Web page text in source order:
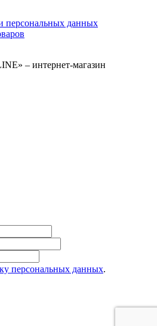
персональных данных
– интернет-магазин
персональных данных.